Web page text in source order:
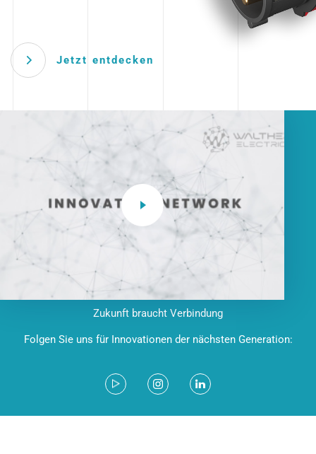
Jetzt entdecken
Zukunft braucht Verbindung
Folgen Sie uns für Innovationen der nächsten Generation: